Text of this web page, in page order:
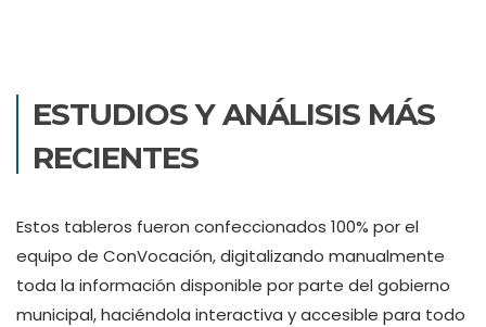
ESTUDIOS Y ANÁLISIS MÁS
RECIENTES
Estos tableros fueron confeccionados 100% por el
equipo de ConVocación, digitalizando manualmente
toda la información disponible por parte del gobierno
municipal, haciéndola interactiva y accesible para todo